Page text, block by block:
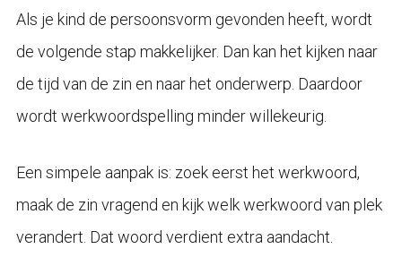
Als je kind de persoonsvorm gevonden heeft, wordt
de volgende stap makkelijker. Dan kan het kijken naar
de tijd van de zin en naar het onderwerp. Daardoor
wordt werkwoordspelling minder willekeurig.
Een simpele aanpak is: zoek eerst het werkwoord,
maak de zin vragend en kijk welk werkwoord van plek
verandert. Dat woord verdient extra aandacht.